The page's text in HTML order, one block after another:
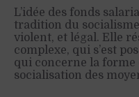
L’idée des fonds
tradition du
violent, et légal. Elle
complexe, qui s’est
qui concerne la
socialisation des